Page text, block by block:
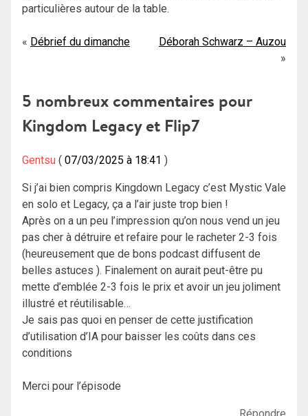
particulières autour de la table.
Navigation
l’article
Débrief du dimanche Déborah Schwarz – Auzou
5 nombreux commentaires pour
Kingdom Legacy et Flip7
Gentsu 07/03/2025 à 18:41
Si j’ai bien compris Kingdown Legacy c’est Mystic Vale
en solo et Legacy, ça a l’air juste trop bien !
Après on a un peu l’impression qu’on nous vend un jeu
pas cher à détruire et refaire pour le racheter 2-3 fois
(heureusement que de bons podcast diffusent de
belles astuces ). Finalement on aurait peut-être pu
mette d’emblée 2-3 fois le prix et avoir un jeu joliment
illustré et réutilisable…
Je sais pas quoi en penser de cette justification
d’utilisation d’IA pour baisser les coûts dans ces
conditions
Merci pour l’épisode